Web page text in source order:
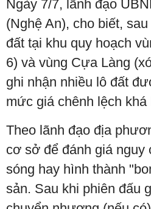
Ngày 7/7, lãnh đạo
(Nghệ An), cho biết,
đất tại khu quy hoạch
6) và vùng Cựa Làng
ghi nhận nhiều lô đất
mức giá chênh lệch khá
Theo lãnh đạo địa
cơ sở để đánh giá
sóng hay hình thành
sản. Sau khi phiên đấu